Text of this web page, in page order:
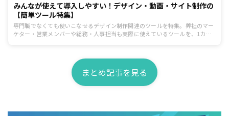
みんなが使えて導入しやすい！デザイン・動画・サイト制作の
【簡単ツール特集】
専門職でなくても使いこなせるデザイン制作関連のツールを特集。弊社のマー
ケター・営業メンバーや総務・人事担当も実際に使えているツールを、1カテ
まとめ記事を見る